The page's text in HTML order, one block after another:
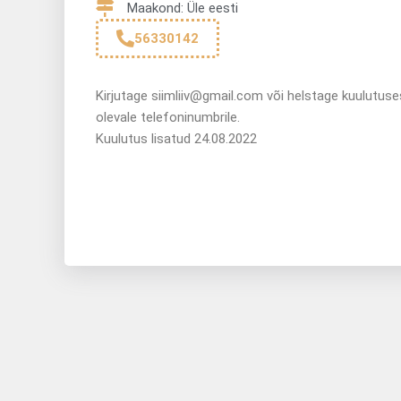
Maakond: Üle eesti
56330142
Kirjutage siimliiv@gmail.com või helstage
olevale telefoninumbrile.
Kuulutus lisatud 24.08.2022